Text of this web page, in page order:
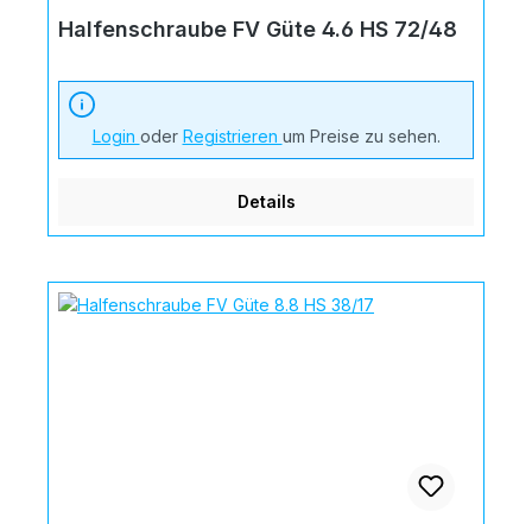
Halfenschraube FV Güte 4.6 HS 72/48
Login oder Registrieren um Preise zu sehen.
Details